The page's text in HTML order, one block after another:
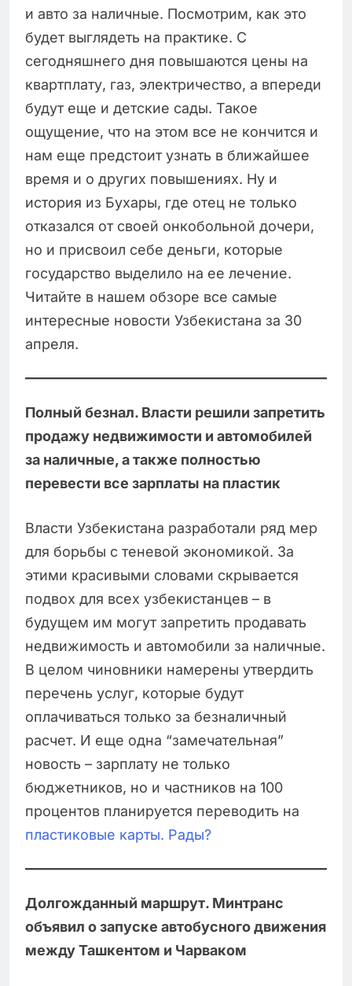
и авто за наличные. Посмотрим, как это
будет выглядеть на практике. С
сегодняшнего дня повышаются цены на
квартплату, газ, электричество, а впереди
будут еще и детские сады. Такое
ощущение, что на этом все не кончится и
нам еще предстоит узнать в ближайшее
время и о других повышениях. Ну и
история из Бухары, где отец не только
отказался от своей онкобольной дочери,
но и присвоил себе деньги, которые
государство выделило на ее лечение.
Читайте в нашем обзоре все самые
интересные новости Узбекистана за 30
апреля.
Полный безнал. Власти решили запретить
продажу недвижимости и автомобилей
за наличные, а также полностью
перевести все зарплаты на пластик
Власти Узбекистана разработали ряд мер
для борьбы с теневой экономикой. За
этими красивыми словами скрывается
подвох для всех узбекистанцев – в
будущем им могут запретить продавать
недвижимость и автомобили за наличные.
В целом чиновники намерены утвердить
перечень услуг, которые будут
оплачиваться только за безналичный
расчет. И еще одна “замечательная”
новость – зарплату не только
бюджетников, но и частников на 100
процентов планируется переводить на
пластиковые карты. Рады?
Долгожданный маршрут. Минтранс
объявил о запуске автобусного движения
между Ташкентом и Чарваком